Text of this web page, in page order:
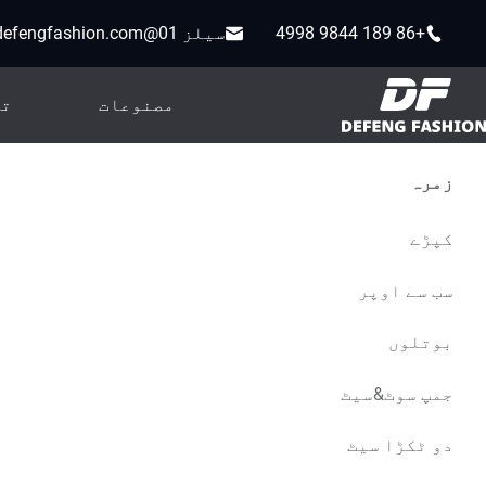
+86 189 9844 4998 سیلز 01@defengfashion.com
مصنوعات
زمرہ
کپڑے
سب سے اوپر
بوتلوں
جمپ سوٹ&سیٹ
دو ٹکڑا سیٹ